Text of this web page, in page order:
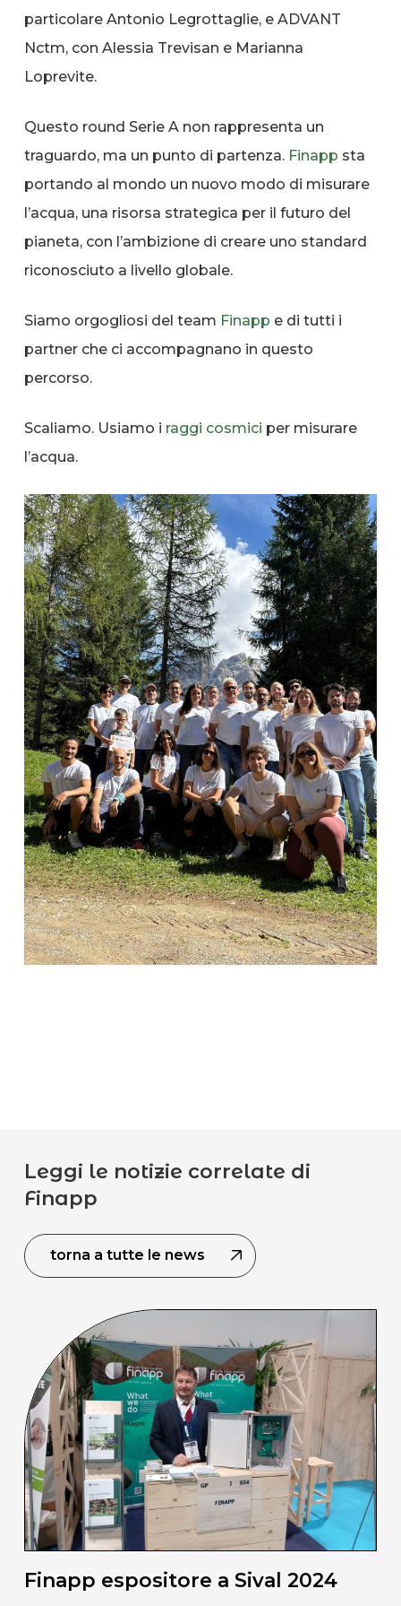
particolare Antonio Legrottaglie, e ADVANT
Nctm, con Alessia Trevisan e Marianna
Loprevite.
Questo round Serie A non rappresenta un
traguardo, ma un punto di partenza. Finapp sta
portando al mondo un nuovo modo di misurare
l’acqua, una risorsa strategica per il futuro del
pianeta, con l’ambizione di creare uno standard
riconosciuto a livello globale.
Siamo orgogliosi del team Finapp e di tutti i
partner che ci accompagnano in questo
percorso.
Scaliamo. Usiamo i raggi cosmici per misurare
l’acqua.
Leggi le notizie correlate di
Finapp
torna a tutte le news
Finapp espositore a Sival 2024